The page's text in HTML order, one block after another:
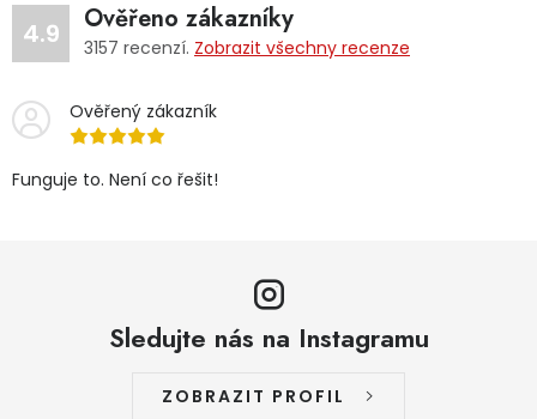
4.9 Ověřeno zákazníky
3157 recenzí. Zobrazit všechny recenze
Ověřený zákazník
Funguje to. Není co řešit!
Sledujte nás na Instagramu
ZOBRAZIT PROFIL